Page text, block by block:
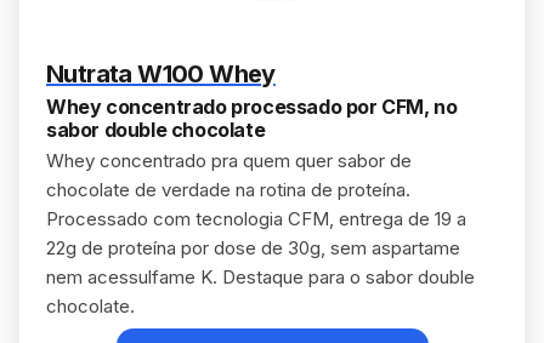
Nutrata W100 Whey
Whey concentrado processado por CFM, no
sabor double chocolate
Whey concentrado pra quem quer sabor de
chocolate de verdade na rotina de proteína.
Processado com tecnologia CFM, entrega de 19 a
22g de proteína por dose de 30g, sem aspartame
nem acessulfame K. Destaque para o sabor double
chocolate.